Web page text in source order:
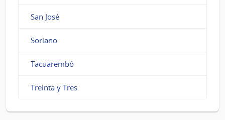
San José
Soriano
Tacuarembó
Treinta y Tres